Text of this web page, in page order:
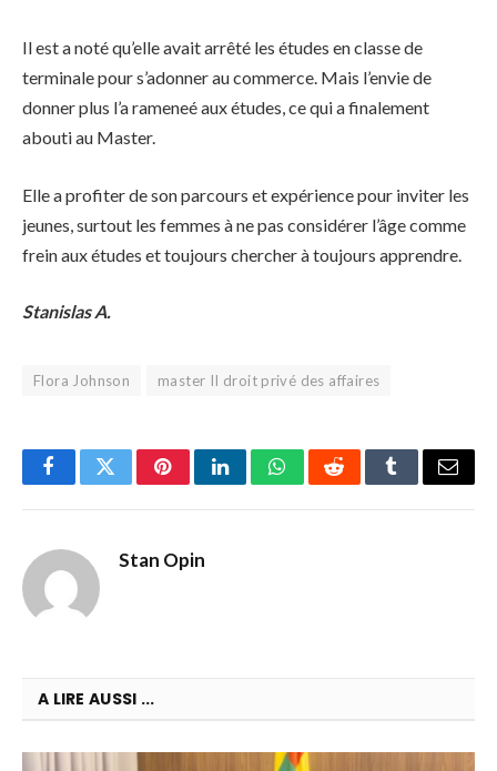
Il est a noté qu’elle avait arrêté les études en classe de
terminale pour s’adonner au commerce. Mais l’envie de
donner plus l’a rameneé aux études, ce qui a finalement
abouti au Master.
Elle a profiter de son parcours et expérience pour inviter les
jeunes, surtout les femmes à ne pas considérer l’âge comme
frein aux études et toujours chercher à toujours apprendre.
Stanislas A.
Flora Johnson master II droit privé des affaires
FacebookTwitterPinterestLinkedInWhatsAppRedditTumblrEmail
Stan Opin
A LIRE AUSSI ...